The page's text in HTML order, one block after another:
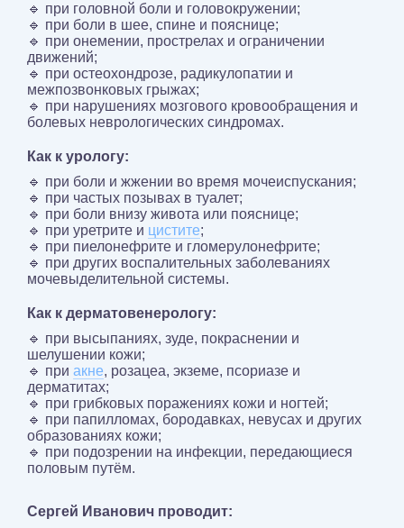
🔹 при головной боли и головокружении;
🔹 при боли в шее, спине и пояснице;
🔹 при онемении, прострелах и ограничении
движений;
🔹 при остеохондрозе, радикулопатии и
межпозвонковых грыжах;
🔹 при нарушениях мозгового кровообращения и
болевых неврологических синдромах.
Как к урологу:
🔹 при боли и жжении во время мочеиспускания;
🔹 при частых позывах в туалет;
🔹 при боли внизу живота или пояснице;
🔹 при уретрите и цистите;
🔹 при пиелонефрите и гломерулонефрите;
🔹 при других воспалительных заболеваниях
мочевыделительной системы.
Как к дерматовенерологу:
🔹 при высыпаниях, зуде, покраснении и
шелушении кожи;
🔹 при акне, розацеа, экземе, псориазе и
дерматитах;
🔹 при грибковых поражениях кожи и ногтей;
🔹 при папилломах, бородавках, невусах и других
образованиях кожи;
🔹 при подозрении на инфекции, передающиеся
половым путём.
Сергей Иванович проводит: